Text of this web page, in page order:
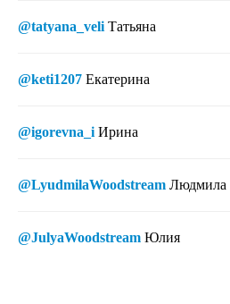
@tatyana_veli Татьяна
@keti1207 Екатерина
@igorevna_i Ирина
@LyudmilaWoodstream Людмила
@JulyaWoodstream Юлия